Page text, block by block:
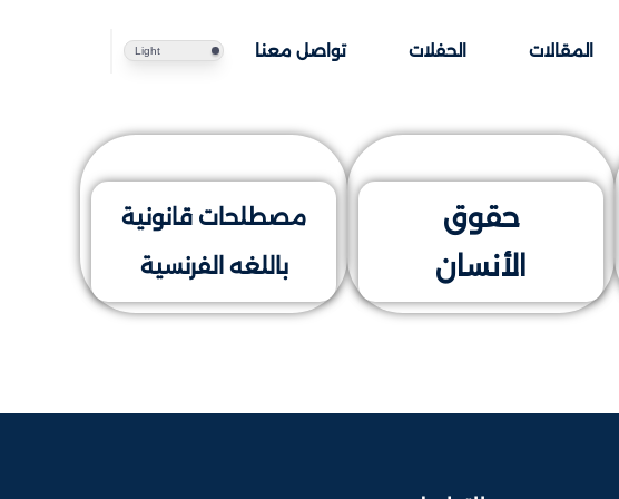
المقالات الحفلات تواصل معنا Light
حقوق
الأنسان
مصطلحات قانونية
باللغه الفرنسية